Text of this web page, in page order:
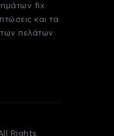
fix
και τα
των πελάτων
Rights